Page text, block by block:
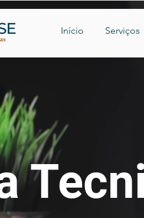
Início Serviços